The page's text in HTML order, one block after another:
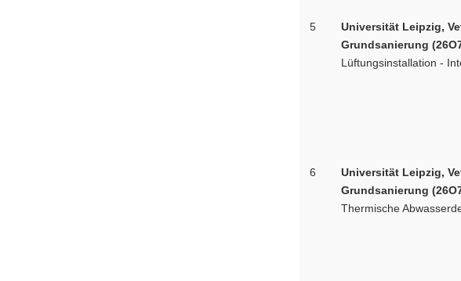
5
Universität Leipzig,
Grundsanierung
Lüftungsinstallation -
6
Universität Leipzig,
Grundsanierung
Thermische